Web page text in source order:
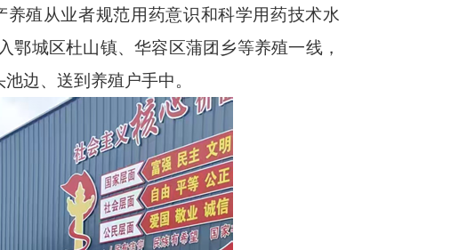
殖从业者规范用药意识和科学用药技术水
城区杜山镇、华容区蒲团乡等养殖一线，
边、送到养殖户手中。